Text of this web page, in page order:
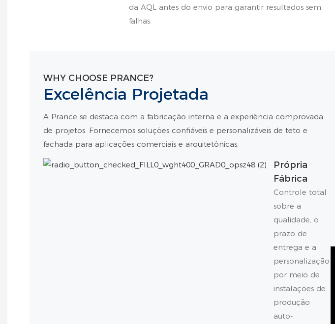
da AQL antes do envio para garantir resultados sem
falhas.
WHY CHOOSE PRANCE?
Excelência Projetada
A Prance se destaca com a fabricação interna e a experiência comprovada
de projetos. Fornecemos soluções confiáveis ​​e personalizáveis ​​de teto e
fachada para aplicações comerciais e arquitetônicas.
Própria
Fábrica
Controle total
sobre a
qualidade, o
prazo de
entrega e a
personalização
por meio de
instalações de
produção
auto-